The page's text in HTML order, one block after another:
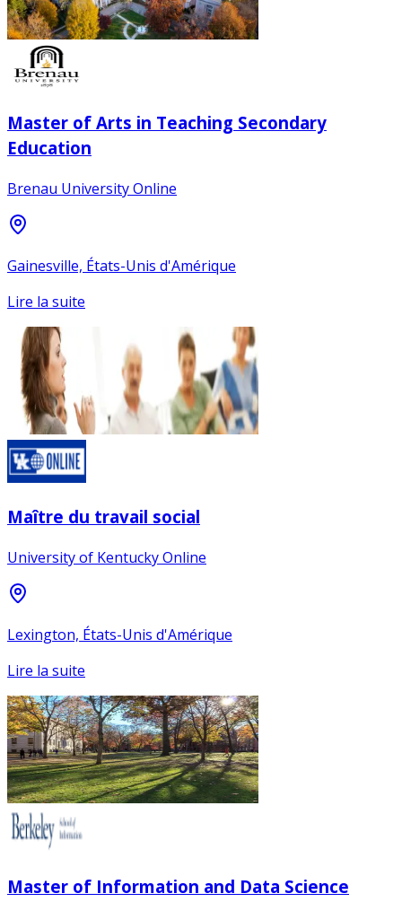
Master of Arts in Teaching Secondary
Education
Brenau University Online
Gainesville, États-Unis d'Amérique
Lire la suite
Maître du travail social
University of Kentucky Online
Lexington, États-Unis d'Amérique
Lire la suite
Master of Information and Data Science